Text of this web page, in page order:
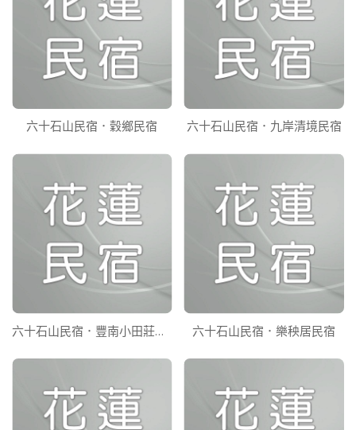
六十石山民宿．穀鄉民宿 六十石山民宿．九岸清境民宿
六十石山民宿．豐南小田莊民宿 六十石山民宿．樂秧居民宿